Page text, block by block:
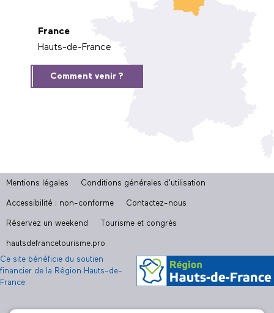
France
Hauts-de-France
Comment venir ?
Mentions légales Conditions générales d'utilisation
Accessibilité : non-conforme Contactez-nous
Réservez un weekend Tourisme et congrès
hautsdefrancetourisme.pro
Ce site bénéficie du soutien
financier de la Région Hauts-de-
France